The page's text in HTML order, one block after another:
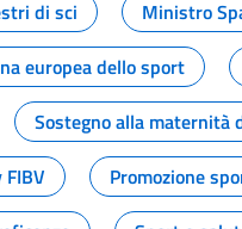
di sci
Ministro
europea dello sport
Sostegno alla maternità
Promozione